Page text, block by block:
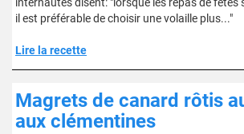
il est préférable de choisir une volaille plus..."
Lire la recette
Magrets de canard rôtis
aux clémentines